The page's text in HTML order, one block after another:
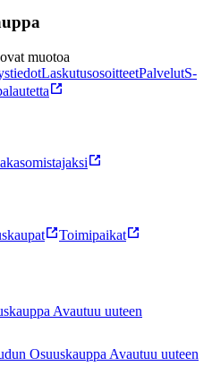
muotoa
LaskutusosoitteetPalvelutS-
Toimipaikat
Avautuu uuteen
Osuuskauppa Avautuu uuteen